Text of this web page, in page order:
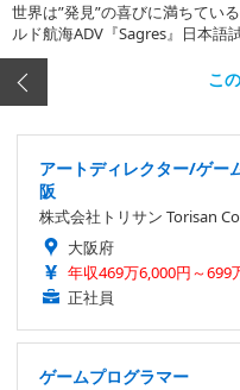
世界は”発見”の喜びに満ちてい
ルド航海ADV『Sagres』日本語
こ
アートディレクター/ゲー
阪
株式会社トリサン Torisan
大阪府
年収469万6,000円～699
正社員
ゲームプログラマー